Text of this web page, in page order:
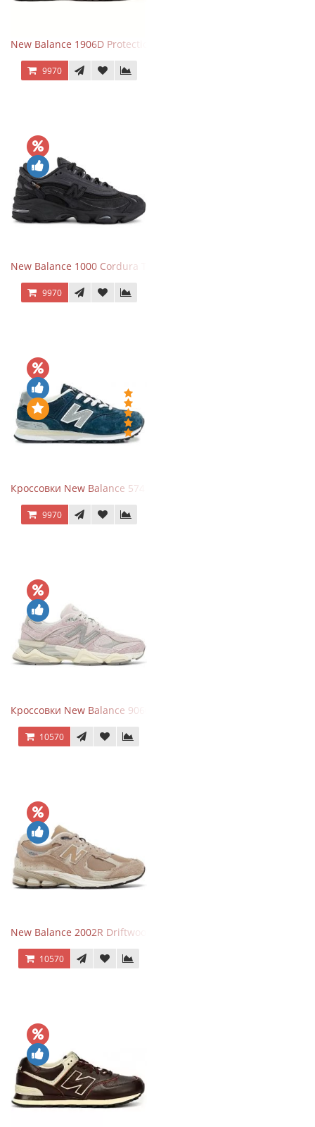
New Balance 1906D Protection Pack Black черные
9970
New Balance 1000 Cordura Trainers Black Cement
9970
Кроссовки New Balance 574 Navy Grey
9970
Кроссовки New Balance 9060 December Sky
10570
New Balance 2002R Driftwood Sea Salt бежевые
10570